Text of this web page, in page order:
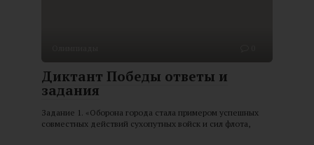
Диктант Победы ответы и
задания
Задание 1. «Оборона города стала примером успешных
совместных действий сухопутных войск и сил флота,